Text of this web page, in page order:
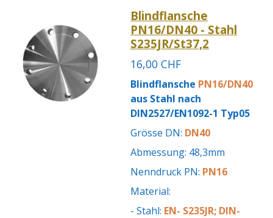
Blindflansche
PN16/DN40 - Stahl
S235JR/St37,2
16,00 CHF
Blindflansche PN16/DN40
aus Stahl nach
DIN2527/EN1092-1 Typ05
Grösse DN: DN40
Abmessung: 48,3mm
Nenndruck PN: PN16
Material:
- Stahl: EN- S235JR; DIN-